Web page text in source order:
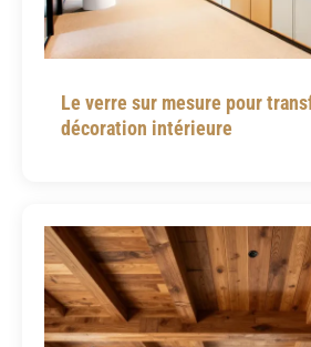
Le verre sur mesure pour
décoration intérieure